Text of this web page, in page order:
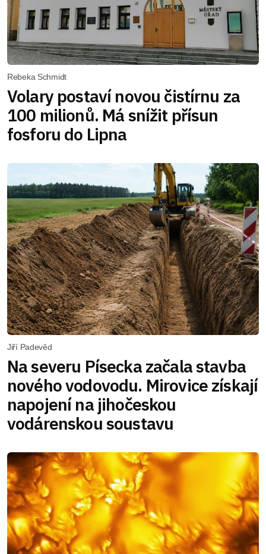
Rebeka Schmidt
Volary postaví novou čistírnu za
100 milionů. Má snížit přísun
fosforu do Lipna
Jiří Padevěd
Na severu Písecka začala stavba
nového vodovodu. Mirovice získají
napojení na jihočeskou
vodárenskou soustavu